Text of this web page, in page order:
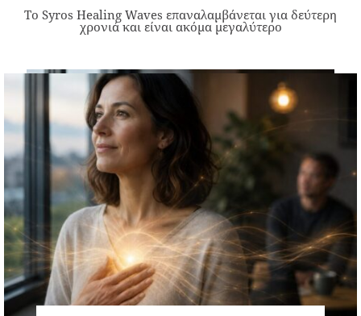
Το Syros Healing Waves επαναλαμβάνεται για δεύτερη
χρονιά και είναι ακόμα μεγαλύτερο